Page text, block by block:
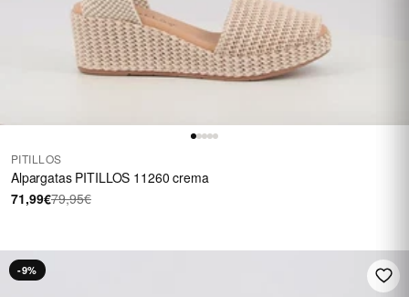
PITILLOS
Alpargatas PITILLOS 11260 crema
71,99€79,95€
-9%